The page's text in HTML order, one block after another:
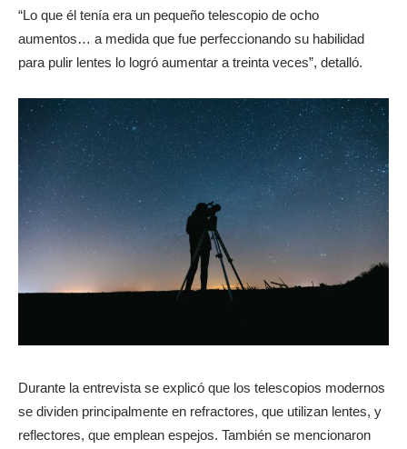
“Lo que él tenía era un pequeño telescopio de ocho
aumentos… a medida que fue perfeccionando su habilidad
para pulir lentes lo logró aumentar a treinta veces”, detalló.
Durante la entrevista se explicó que los telescopios modernos
se dividen principalmente en refractores, que utilizan lentes, y
reflectores, que emplean espejos. También se mencionaron